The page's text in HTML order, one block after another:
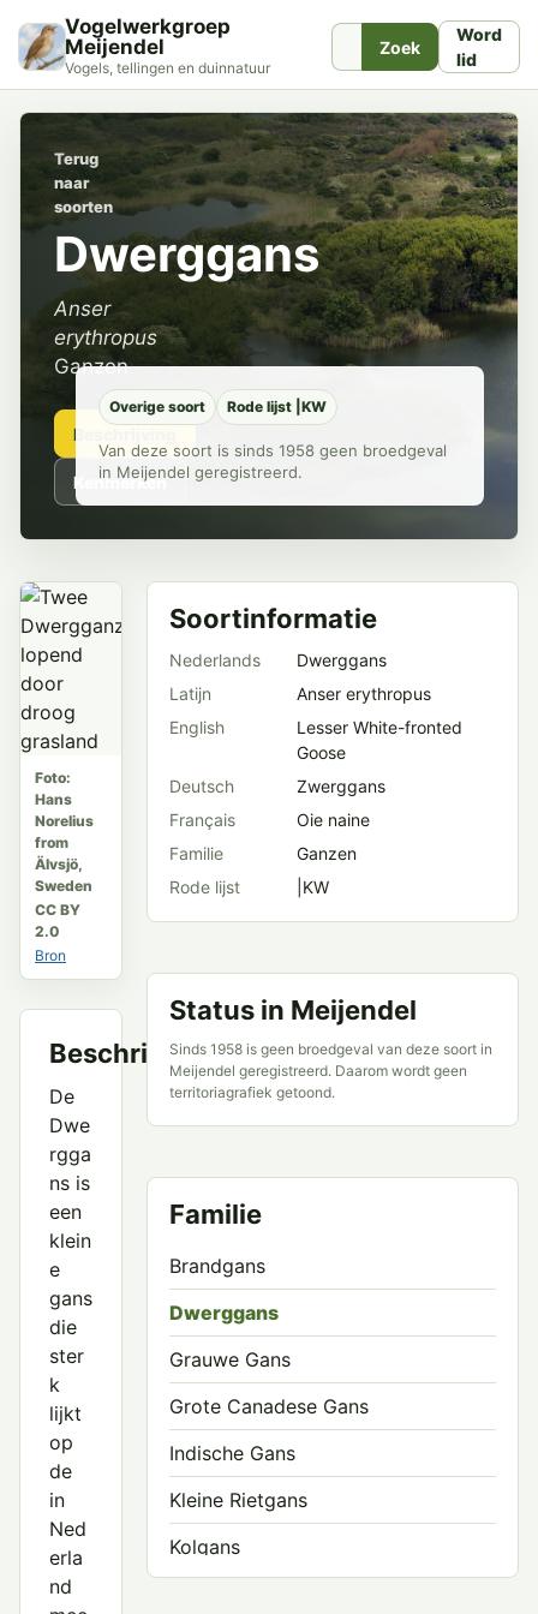
Vogelwerkgroep
Meijendel
Vogels, tellingen en duinnatuur
Zoek
Word
lid
Terug
naar
soorten
Dwerggans
Anser
erythropus
Ganzen
Beschrijving
Kenmerken
Overige soort Rode lijst |KW
Van deze soort is sinds 1958 geen broedgeval
in Meijendel geregistreerd.
Foto:
Hans
Norelius
from
Älvsjö,
Sweden
CC BY
2.0
Bron
Beschrijving
De
Dwe
rgga
ns is
een
klein
e
gans
die
ster
k
lijkt
op
de
in
Ned
erla
nd
Soortinformatie
Nederlands
Dwerggans
Latijn
Anser erythropus
English
Lesser White-fronted
Goose
Deutsch
Zwerggans
Français
Oie naine
Familie
Ganzen
Rode lijst
|KW
Status in Meijendel
Sinds 1958 is geen broedgeval van deze soort in
Meijendel geregistreerd. Daarom wordt geen
territoriagrafiek getoond.
Familie
Brandgans
Dwerggans
Grauwe Gans
Grote Canadese Gans
Indische Gans
Kleine Rietgans
Kolgans